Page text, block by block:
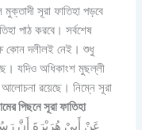
সূরা ফাতিহা পড়বে
পাঠ করবে। সর্বশেষ
কোন দলীলই নেই। শুধু
যদিও অধিকাংশ মুছল্লী
রয়েছে। নিম্নে সূরা
পিছনে সূরা ফাতিহা